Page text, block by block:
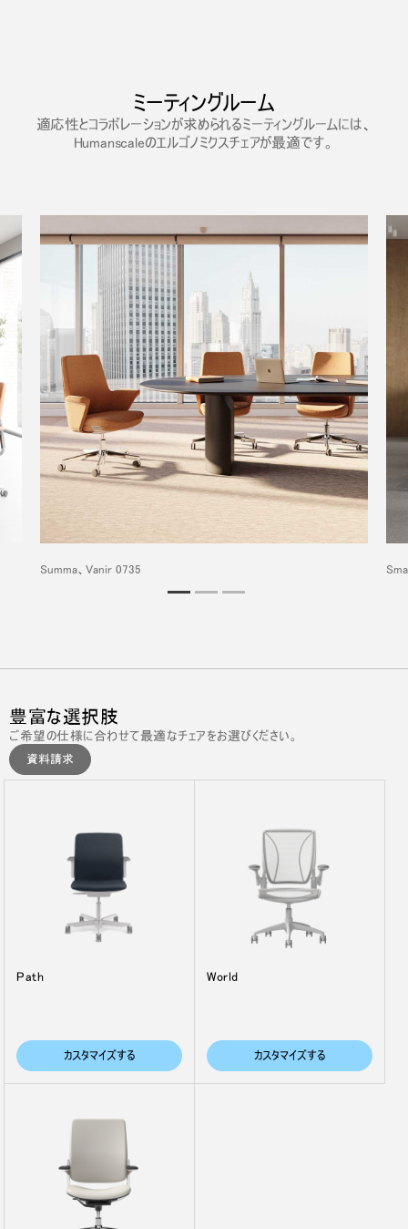
ミーティングルーム
適応性とコラボレーションが求められるミーティングルームには、
Humanscaleのエルゴノミクスチェアが最適です。
Summa、Vanir 0735
豊富な選択肢
ご希望の仕様に合わせて最適なチェアをお選びください。
資料請求
Path
カスタマイズする
World
カスタマイズする